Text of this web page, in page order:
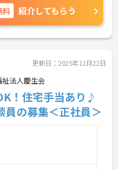
お問い合わ
料 紹介してもらう
更新日：2025年12月22日
祉法人慶生会
！住宅手当あり♪
員の募集＜正社員＞